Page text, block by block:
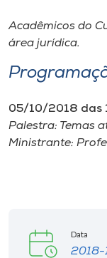
Store
Selecione
Acadêmicos do
área jurídica.
05/10/2018 das
Palestra: Temas
Ministrante:
Data